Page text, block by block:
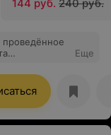
144 руб. 240 руб.
проведённое
не
, но и
Учтены все
Еще